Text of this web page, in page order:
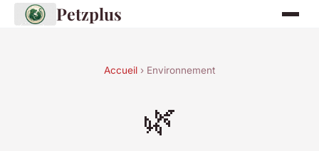
Petzplus
Accueil › Environnement
🌿